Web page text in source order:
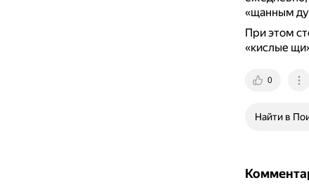
«щанным
При этом
«кислые
0
Найти в